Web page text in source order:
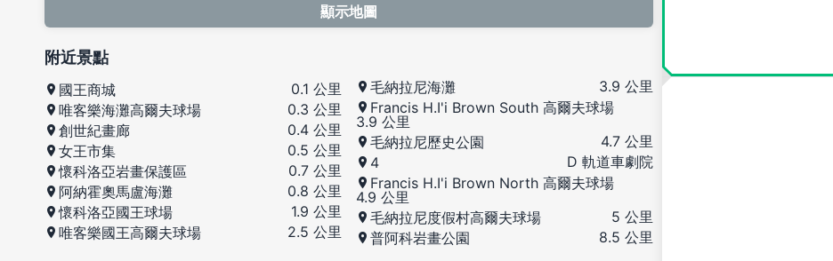
顯示地圖
附近景點
國王商城
0.1 公里
唯客樂海灘高爾夫球場
0.3 公里
創世紀畫廊
0.4 公里
女王市集
0.5 公里
懷科洛亞岩畫保護區
0.7 公里
阿納霍奧馬盧海灘
0.8 公里
懷科洛亞國王球場
1.9 公里
唯客樂國王高爾夫球場
2.5 公里
毛納拉尼海灘
3.9 公里
Francis H.I'i Brown South 高爾夫球場
3.9 公里
毛納拉尼歷史公園
4.7 公里
4
D 軌道車劇院
Francis H.I'i Brown North 高爾夫球場
4.9 公里
毛納拉尼度假村高爾夫球場
5 公里
普阿科岩畫公園
8.5 公里